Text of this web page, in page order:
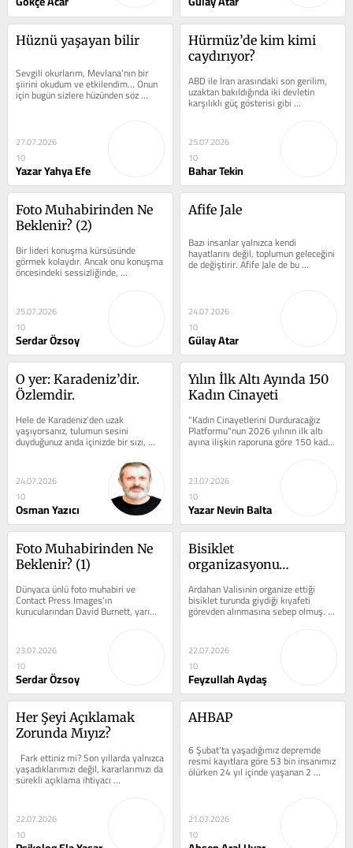
Hüznü yaşayan bilir
Sevgili okurlarım, Mevlana’nın bir
şiirini okudum ve etkilendim… Onun
için bugün sizlere hüzünden söz
etmek istiyorum. Mevlana bakın ne...
27.07.2026
10
Yazar Yahya Efe
Hürmüz’de kim kimi
caydırıyor?
ABD ile İran arasındaki son gerilim,
uzaktan bakıldığında iki devletin
karşılıklı güç gösterisi gibi
görünebilir. Oysa bugün...
25.07.2026
10
Bahar Tekin
Foto Muhabirinden Ne
Beklenir? (2)
Bir lideri konuşma kürsüsünde
görmek kolaydır. Ancak onu konuşma
öncesindeki sessizliğinde,
yorgunluğunda ya da kararsızlığında...
25.07.2026
10
Serdar Özsoy
Afife Jale
Bazı insanlar yalnızca kendi
hayatlarını değil, toplumun geleceğini
de değiştirir. Afife Jale de bu
isimlerden biridir. Bugün kadınların...
24.07.2026
10
Gülay Atar
O yer: Karadeniz’dir.
Özlemdir.
Hele de Karadeniz’den uzak
yaşıyorsanız, tulumun sesini
duyduğunuz anda içinizde bir sızı,
burnunuzda memleket özlemi
24.07.2026
10
Osman Yazıcı
Yılın İlk Altı Ayında 150
Kadın Cinayeti
"Kadın Cinayetlerini Durduracağız
Platformu"nun 2026 yılının ilk altı
ayına ilişkin raporuna göre 150 kadın
erkekler tarafindan...
23.07.2026
10
Yazar Nevin Balta
Foto Muhabirinden Ne
Beklenir? (1)
Dünyaca ünlü foto muhabiri ve
Contact Press Images'ın
kurucularından David Burnett, yarım
asrı aşan kariyeri boyunca Vietnam...
23.07.2026
10
Serdar Özsoy
Bisiklet
organizasyonu…
Ardahan Valisinin organize ettiği
bisiklet turunda giydiği kıyafeti
görevden alınmasına sebep olmuş.
Muhalefetin kılık kıyafeti bahane...
22.07.2026
10
Feyzullah Aydaş
Her Şeyi Açıklamak
Zorunda Mıyız?
Fark ettiniz mi? Son yıllarda yalnızca
yaşadıklarımızı değil, kararlarımızı da
sürekli açıklama ihtiyacı
hissediyoruz. Bir davete...
22.07.2026
10
AHBAP
6 Şubat’ta yaşadığımız depremde
resmi kayıtlara göre 53 bin insanımız
ölürken 24 yıl içinde yaşanan 2
büyük depremde canımızı,...
21.07.2026
10